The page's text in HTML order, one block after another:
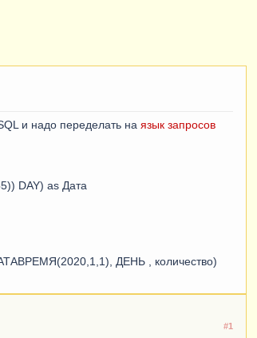
и надо переделать на язык запросов
DAY) as Дата
ДЕНЬ , количество)
#1